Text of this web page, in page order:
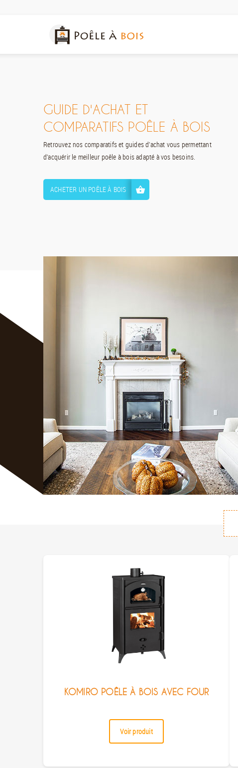
GUIDE D'ACHAT ET
COMPARATIFS POÊLE À BOIS
Retrouvez nos comparatifs et guides d’achat vous permettant
d’acquérir le meilleur poêle à bois adapté à vos besoins.
ACHETER UN POÊLE À BOIS
KOMIRO POÊLE À BOIS AVEC FOUR
Voir produit